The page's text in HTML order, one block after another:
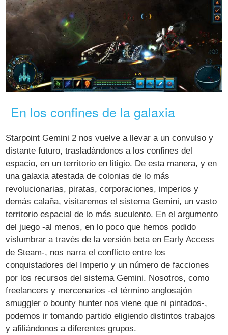
En los confines de la galaxia
Starpoint Gemini 2 nos vuelve a llevar a un convulso y
distante futuro, trasladándonos a los confines del
espacio, en un territorio en litigio. De esta manera, y en
una galaxia atestada de colonias de lo más
revolucionarias, piratas, corporaciones, imperios y
demás calaña, visitaremos el sistema Gemini, un vasto
territorio espacial de lo más suculento. En el argumento
del juego -al menos, en lo poco que hemos podido
vislumbrar a través de la versión beta en Early Access
de Steam-, nos narra el conflicto entre los
conquistadores del Imperio y un número de facciones
por los recursos del sistema Gemini. Nosotros, como
freelancers y mercenarios -el término anglosajón
smuggler o bounty hunter nos viene que ni pintados-,
podemos ir tomando partido eligiendo distintos trabajos
y afiliándonos a diferentes grupos.